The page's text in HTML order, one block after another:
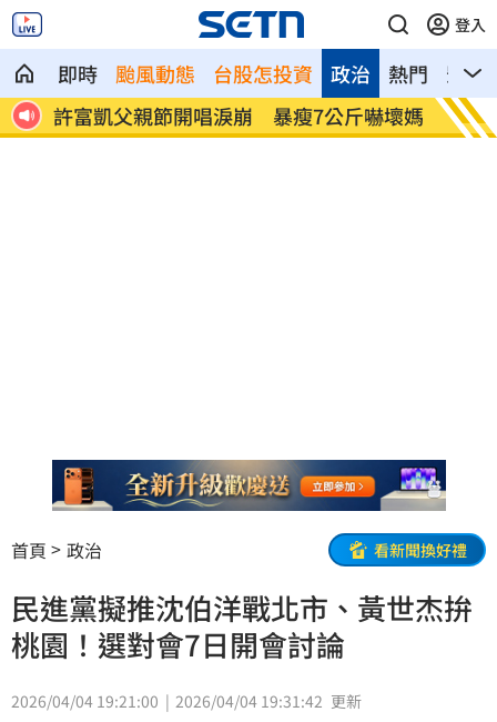
登入
即時 颱風動態 台股怎投資 熱門 影音
政治
許富凱父親節開唱淚崩 暴瘦7公斤嚇壞媽
化身
曝
首頁 政治 看新聞換好禮
民進黨擬推沈伯洋戰北市、黃世杰拚
桃園！選對會7日開會討論
2026/04/04 19:21:00 2026/04/04 19:31:42 更新